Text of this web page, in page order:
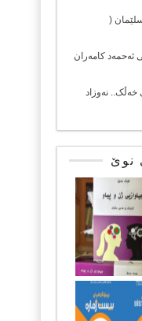
(
ئەحمەد کامەران
خەڵک.. نەوزاد
نوێ